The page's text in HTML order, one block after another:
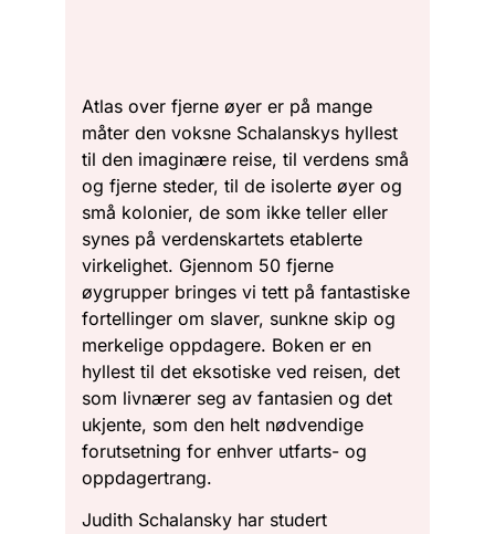
Atlas over fjerne øyer er på mange
måter den voksne Schalanskys hyllest
til den imaginære reise, til verdens små
og fjerne steder, til de isolerte øyer og
små kolonier, de som ikke teller eller
synes på verdenskartets etablerte
virkelighet. Gjennom 50 fjerne
øygrupper bringes vi tett på fantastiske
fortellinger om slaver, sunkne skip og
merkelige oppdagere. Boken er en
hyllest til det eksotiske ved reisen, det
som livnærer seg av fantasien og det
ukjente, som den helt nødvendige
forutsetning for enhver utfarts- og
oppdagertrang.
Judith Schalansky har studert